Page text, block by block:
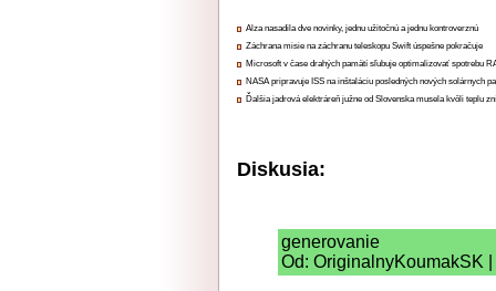
Alza nasadila dve novinky, jednu užitočnú a jednu kontroverznú
Záchrana misie na záchranu teleskopu Swift úspešne pokračuje
Microsoft v čase drahých pamätí sľubuje optimalizovať spotrebu
NASA pripravuje ISS na inštaláciu posledných nových solárnych
Ďalšia jadrová elektráreň južne od Slovenska musela kvôli teplu
Diskusia:
generovanie
Od: OriginalnyKoumakSK